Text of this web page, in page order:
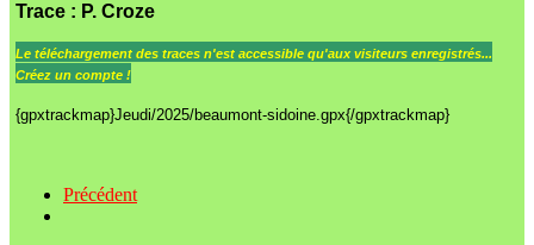
Trace : P. Croze
Le téléchargement des traces n'est accessible qu'aux visiteurs enregistrés...
Créez un compte !
{gpxtrackmap}Jeudi/2025/beaumont-sidoine.gpx{/gpxtrackmap}
Précédent